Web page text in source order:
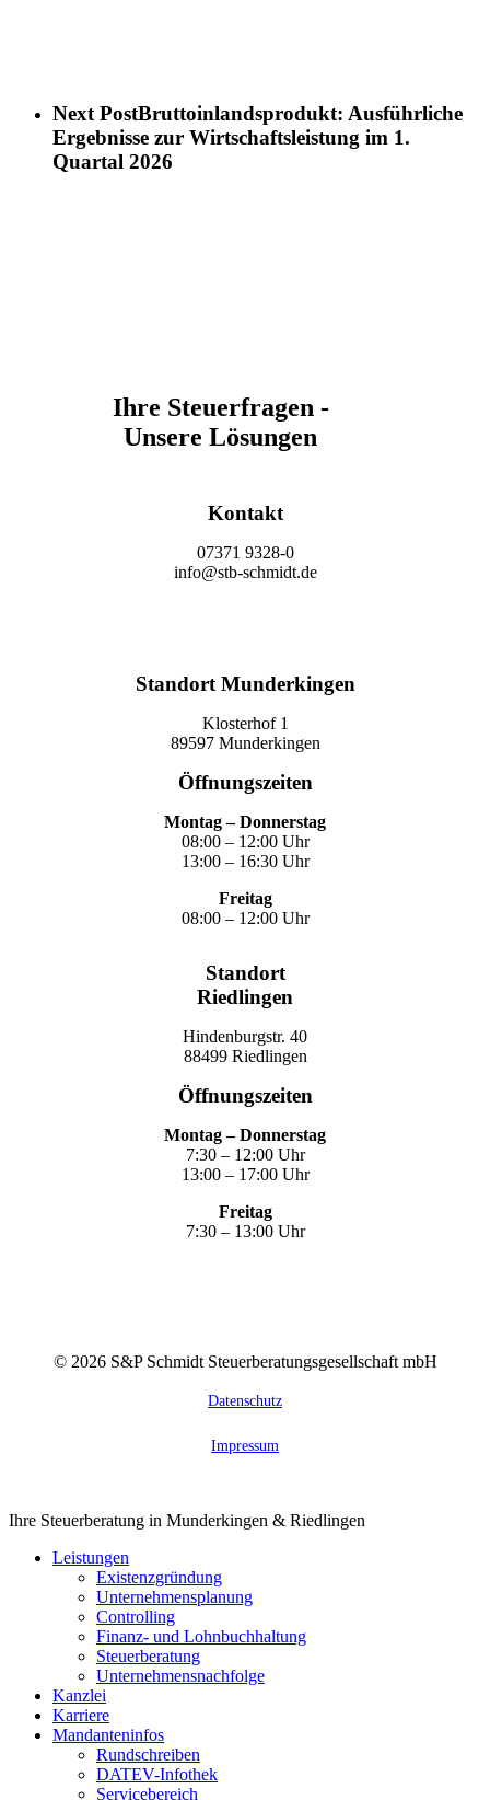
Next PostBruttoinlandsprodukt: Ausführliche
Ergebnisse zur Wirtschaftsleistung im 1.
Quartal 2026
Ihre Steuerfragen -
Unsere Lösungen
Kontakt
07371 9328-0
info@stb-schmidt.de
Standort Munderkingen
Klosterhof 1
89597 Munderkingen
Öffnungszeiten
Montag – Donnerstag
08:00 – 12:00 Uhr
13:00 – 16:30 Uhr
Freitag
08:00 – 12:00 Uhr
Standort
Riedlingen
Hindenburgstr. 40
88499 Riedlingen
Öffnungszeiten
Montag – Donnerstag
7:30 – 12:00 Uhr
13:00 – 17:00 Uhr
Freitag
7:30 – 13:00 Uhr
© 2026S&P Schmidt Steuerberatungsgesellschaft mbH
Datenschutz
Impressum
Close
Ihre Steuerberatung in Munderkingen & Riedlingen
Leistungen
Existenzgründung
Unternehmensplanung
Controlling
Finanz- und Lohnbuchhaltung
Steuerberatung
Unternehmensnachfolge
Kanzlei
Karriere
Mandanteninfos
Rundschreiben
DATEV-Infothek
Servicebereich